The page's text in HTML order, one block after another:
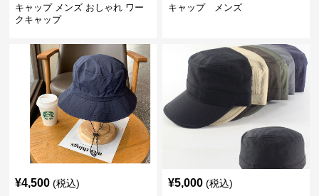
キャップ メンズ おしゃれ ワー
クキャップ
キャップ メンズ
¥4,500 (税込) ¥5,000 (税込)